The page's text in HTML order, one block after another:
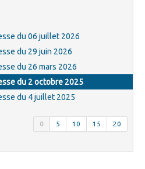
du 06 juillet 2026
du 29 juin 2026
du 26 mars 2026
du 2 octobre 2025
du 4 juillet 2025
0 5 10 15 20